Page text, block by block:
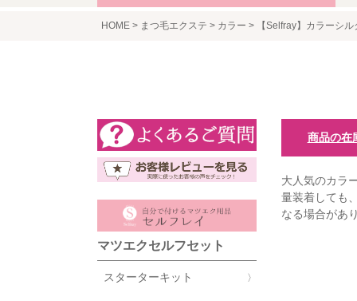
HOME まつ毛エクステ カラー 【Selfray】カラーシ
マツエクセルフセット
スターターキット
商品の在
大人気のカラ
量装着しても
なる場合があ